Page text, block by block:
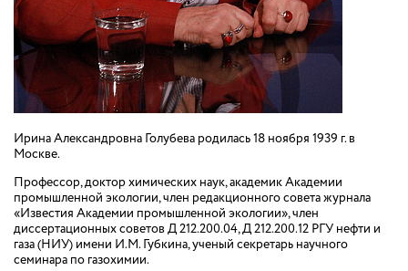
Ирина Александровна Голубева родилась 18 ноября 1939 г. в
Москве.
Профессор, доктор химических наук, академик Академии
промышленной экологии, член редакционного совета журнала
«Известия Академии промышленной экологии», член
диссертационных советов Д 212.200.04, Д 212.200.12 РГУ нефти и
газа (НИУ) имени И.М. Губкина, ученый секретарь научного
семинара по газохимии.